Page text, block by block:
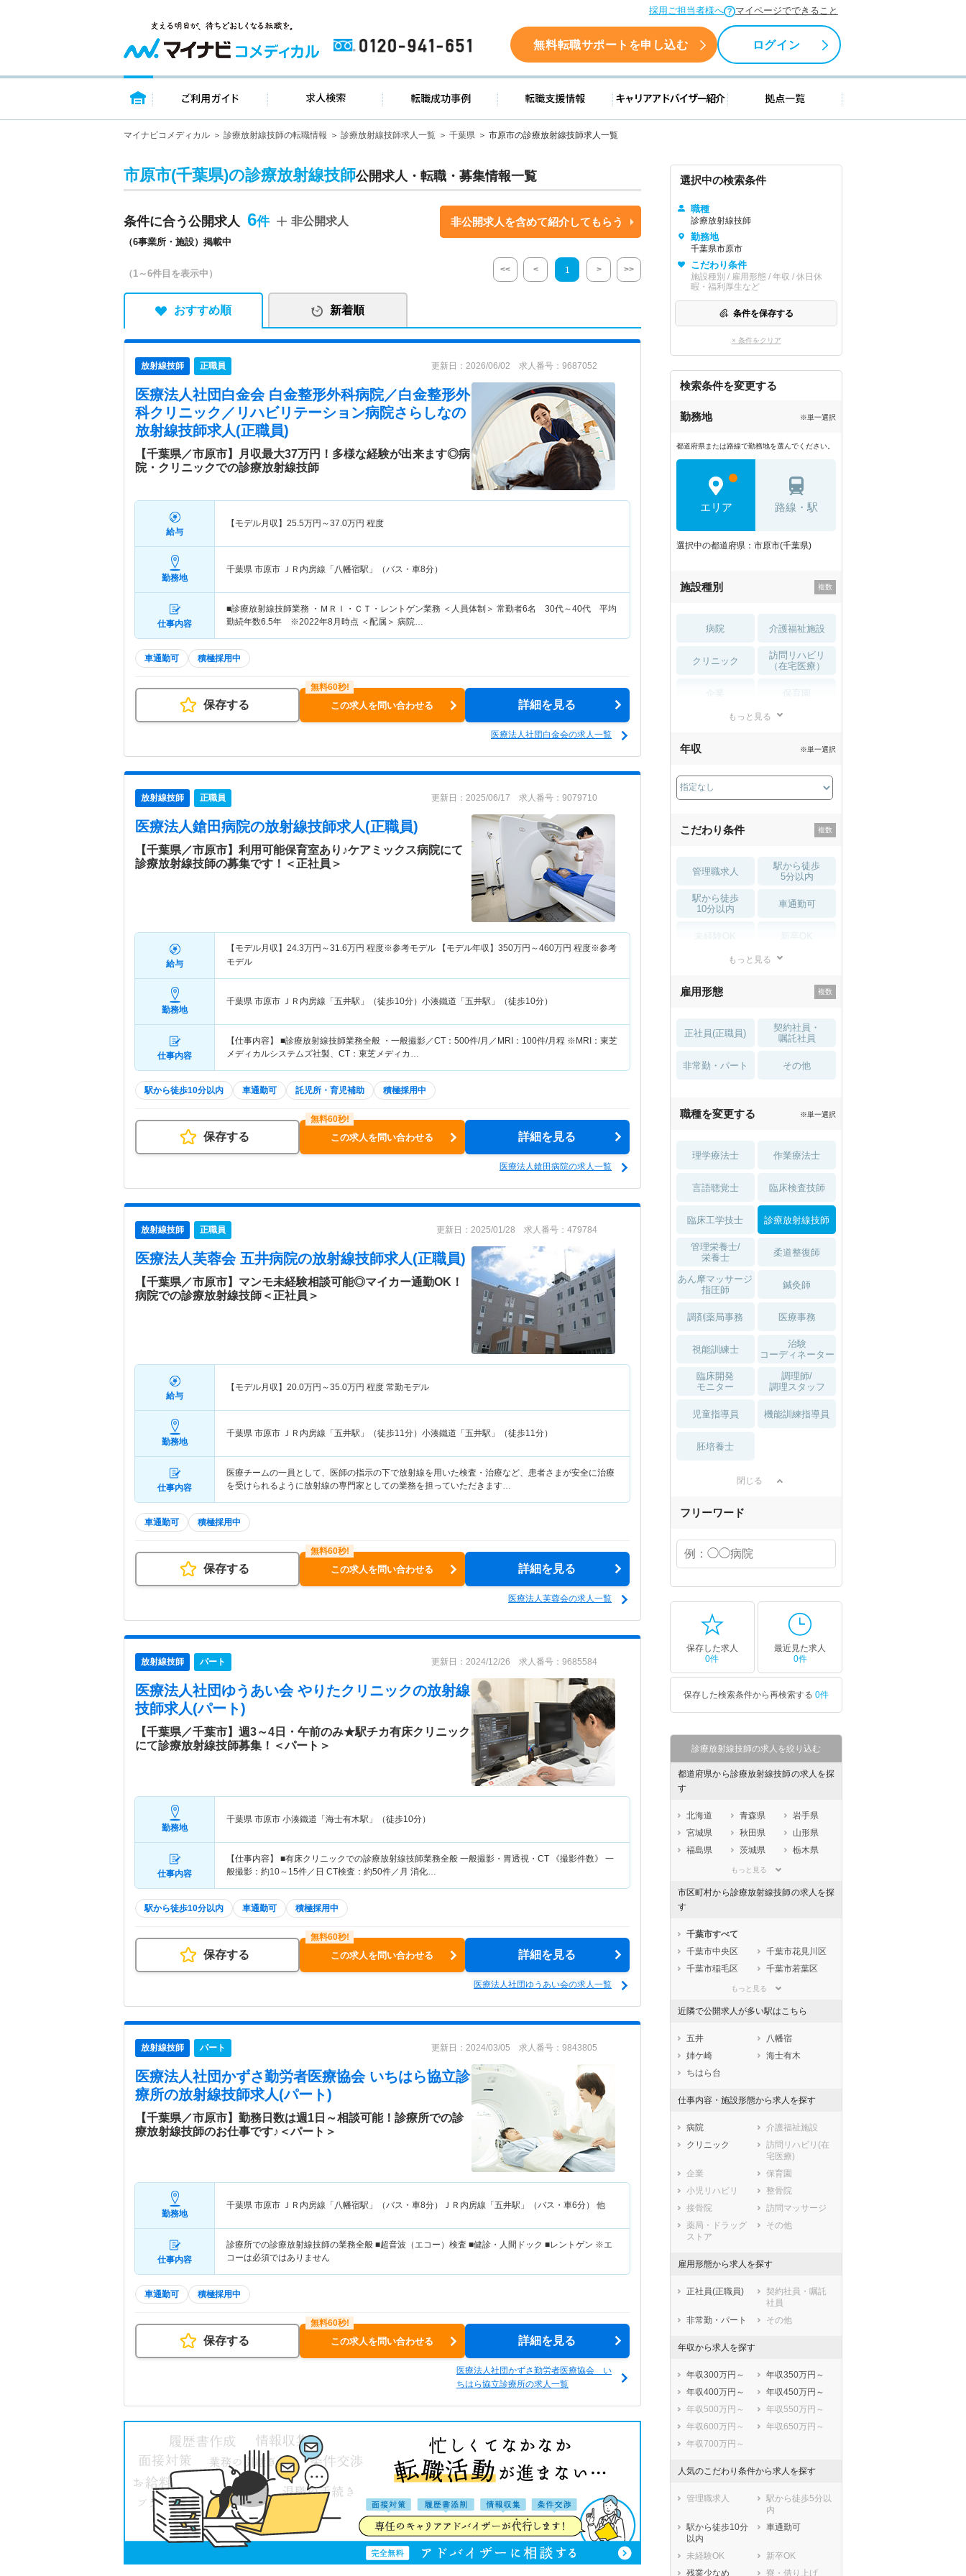
採用ご担当者様へ マイページでできること
0120-941-651 無料転職サポートを申し込む ログイン
トップページ ご利用ガイド 求人検索 転職成功事例 転職支援情報 キャリアアドバイザー紹介 拠点一覧
マイナビコメディカル 診療放射線技師の転職情報 診療放射線技師求人一覧 千葉県 市原市の診療放射線技師求人一覧
市原市(千葉県)の診療放射線技師公開求人・転職・募集情報一覧
条件に合う公開求人 6
（6事業所・施設）掲載中
非公開求人 非公開求人を含めて紹介してもらう
（1～6件目を表示中） << < 1 > >>
おすすめ順 新着順
放射線技師 正職員 更新日：2026/06/02 求人番号：9687052
医療法人社団白金会 白金整形外科病院／白金整形外
科クリニック／リハビリテーション病院さらしなの
放射線技師求人(正職員)
【千葉県／市原市】月収最大37万円！多様な経験が出来ます◎病
院・クリニックでの診療放射線技師
給与
【モデル月収】 25.5万円～37.0万円 程度
勤務地
千葉県 市原市 ＪＲ内房線「八幡宿駅」（バス・車8分）
仕事内容
■診療放射線技師業務 ・ＭＲＩ・ＣＴ・レントゲン業務 ＜人員体制＞ 常勤者6名 30代～40代 平均
勤続年数6.5年 ※2022年8月時点 ＜配属＞ 病院…
車通勤可 積極採用中
保存する この求人を問い合わせる 詳細を見る
医療法人社団白金会の求人一覧
放射線技師 正職員 更新日：2025/06/17 求人番号：9079710
医療法人鎗田病院の放射線技師求人(正職員)
【千葉県／市原市】利用可能保育室あり♪ケアミックス病院にて
診療放射線技師の募集です！＜正社員＞
給与
【モデル月収】 24.3万円～31.6万円 程度※参考モデル 【モデル年収】 350万円～460万円 程度※参考
モデル
勤務地
千葉県 市原市 ＪＲ内房線「五井駅」（徒歩10分）小湊鐵道「五井駅」（徒歩10分）
仕事内容
【仕事内容】 ■診療放射線技師業務全般 ・一般撮影／CT：500件/月／MRI：100件/月程 ※MRI：東芝
メディカルシステムズ社製、CT：東芝メディカ…
駅から徒歩10分以内 車通勤可 託児所・育児補助 積極採用中
保存する この求人を問い合わせる 詳細を見る
医療法人鎗田病院の求人一覧
放射線技師 正職員 更新日：2025/01/28 求人番号：479784
医療法人芙蓉会 五井病院の放射線技師求人(正職員)
【千葉県／市原市】マンモ未経験相談可能◎マイカー通勤OK！
病院での診療放射線技師＜正社員＞
給与
【モデル月収】 20.0万円～35.0万円 程度 常勤モデル
勤務地
千葉県 市原市 ＪＲ内房線「五井駅」（徒歩11分）小湊鐵道「五井駅」（徒歩11分）
仕事内容
医療チームの一員として、医師の指示の下で放射線を用いた検査・治療など、患者さまが安全に治療
を受けられるように放射線の専門家としての業務を担っていただきます…
車通勤可 積極採用中
保存する この求人を問い合わせる 詳細を見る
医療法人芙蓉会の求人一覧
放射線技師 パート 更新日：2024/12/26 求人番号：9685584
医療法人社団ゆうあい会 やりたクリニックの放射線
技師求人(パート)
【千葉県／千葉市】週3～4日・午前のみ★駅チカ有床クリニック
にて診療放射線技師募集！＜パート＞
勤務地
千葉県 市原市 小湊鐵道「海士有木駅」（徒歩10分）
仕事内容
【仕事内容】 ■有床クリニックでの診療放射線技師業務全般 一般撮影・胃透視・CT 《撮影件数》 一
般撮影：約10～15件／日 CT検査：約50件／月 消化…
駅から徒歩10分以内 車通勤可 積極採用中
保存する この求人を問い合わせる 詳細を見る
医療法人社団ゆうあい会の求人一覧
放射線技師 パート 更新日：2024/03/05 求人番号：9843805
医療法人社団かずさ勤労者医療協会 いちはら協立診
療所の放射線技師求人(パート)
【千葉県／市原市】勤務日数は週1日～相談可能！診療所での診
療放射線技師のお仕事です♪＜パート＞
勤務地
千葉県 市原市 ＪＲ内房線「八幡宿駅」（バス・車8分）ＪＲ内房線「五井駅」（バス・車6分） 他
仕事内容
診療所での診療放射線技師の業務全般 ■超音波（エコー）検査 ■健診・人間ドック ■レントゲン ※エ
コーは必須ではありません
車通勤可 積極採用中
保存する この求人を問い合わせる 詳細を見る
医療法人社団かずさ勤労者医療協会 い
ちはら協立診療所の求人一覧
選択中の検索条件
職種
診療放射線技師
勤務地
千葉県市原市
こだわり条件
施設種別 / 雇用形態 / 年収 / 休日休
暇・福利厚生など
条件を保存する
× 条件をクリア
検索条件を変更する
勤務地 ※単一選択
都道府県または路線で勤務地を選んでください。
エリア 路線・駅
選択中の都道府県：市原市(千葉県)
施設種別
病院 介護福祉施設
クリニック
訪問リハビリ
（在宅医療）
薬局・
もっと見る
年収 ※単一選択
こだわり条件
管理職求人
駅から徒歩
5分以内
駅から徒歩
10分以内
車通勤可
住宅手当・補助
土日祝休 無資格 OK
積極採用中 WEB面接OK
もっと見る
雇用形態
正社員(正職員)
契約社員・
嘱託社員
非常勤・パート その他
職種を変更する ※単一選択
理学療法士 作業療法士
言語聴覚士 臨床検査技師
臨床工学技士 診療放射線技師
管理栄養士/
栄養士
柔道整復師
あん摩マッサージ
指圧師
鍼灸師
調剤薬局事務 医療事務
視能訓練士
治験
コーディネーター
臨床開発
モニター
調理師/
調理スタッフ
児童指導員 機能訓練指導員
胚培養士
閉じる
フリーワード
保存した求人
0件
最近見た求人
0件
保存した検索条件から再検索する 0件
診療放射線技師の求人を絞り込む
都道府県から診療放射線技師の求人を探
す
北海道 青森県
岩手県
宮城県
秋田県
山形県
福島県
茨城県
栃木県
埼玉県
静岡県
滋賀県
京都府
大阪府
兵庫県
奈良県
和歌山県
島根県
広島県
山口県
徳島県
福岡県
佐賀県
熊本県
大分県
宮崎県
鹿児島県
もっと見る
市区町村から診療放射線技師の求人を探
す
千葉市すべて
千葉市中央区
千葉市花見川区
千葉市稲毛区
千葉市若葉区
千葉市美浜区
船橋市
館山市
木更津市
松戸市
野田市
東金市
旭市
習志野市
柏市
勝浦市
市原市
八千代市
我孫子市
鴨川市
鎌ケ谷市
君津市
富津市
浦安市
四街道市
袖ケ浦市
白井市
富里市
香取市
山武市
いすみ市
大網白里市
香取郡神崎町
町
山武郡芝山町
山武郡横芝光町
長生郡一宮町
長生郡睦沢町
長生郡長生村
長生郡白子町
長生郡長柄町
もっと見る
近隣で公開求人が多い駅はこちら
五井
八幡宿
姉ケ崎
海士有木
ちはら台
仕事内容・施設形態から求人を探す
病院
介護福祉施設
クリニック
訪問リハビリ(在
宅医療)
企業
保育園
小児リハビリ
整骨院
接骨院
訪問マッサージ
薬局・ドラッグ
ストア
その他
雇用形態から求人を探す
正社員(正職員)
契約社員・嘱託
社員
非常勤・パート
その他
年収から求人を探す
年収300万円～
年収350万円～
年収400万円～
年収450万円～
年収500万円～
年収550万円～
年収600万円～
年収650万円～
年収700万円～
人気のこだわり条件から求人を探す
管理職求人
駅から徒歩5分以
内
駅から徒歩10分
以内
車通勤可
未経験OK
新卒OK
残業少なめ
寮・借り上げ